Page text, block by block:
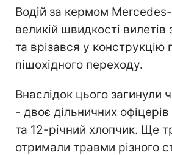
Водій за кермом
великій швидкості
та врізався у конструкцію
пішохідного переходу.
Внаслідок цього загинули
- двоє дільничних офіцерів
та 12-річний хлопчик. Ще
отримали травми різного